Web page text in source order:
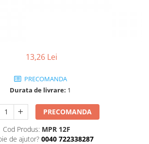
13,26 Lei
PRECOMANDA
Durata de livrare: 1
PRECOMANDA
Cod Produs: MPR 12F
de ajutor? 0040 722338287